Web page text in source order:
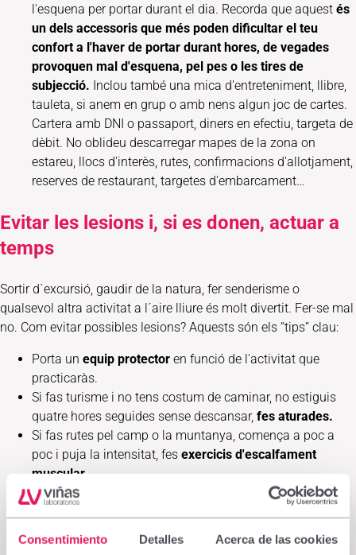
Consentimiento Detalles Acerca de las cookies
l'esquena per portar durant el dia. Recorda que aquest és
un dels accessoris que més poden dificultar el teu
confort a l'haver de portar durant hores, de vegades
provoquen mal d'esquena, pel pes o les tires de
subjecció. Inclou també una mica d'entreteniment, llibre,
tauleta, si anem en grup o amb nens algun joc de cartes.
Cartera amb DNI o passaport, diners en efectiu, targeta de
dèbit. No oblideu descarregar mapes de la zona on
estareu, llocs d'interès, rutes, confirmacions d'allotjament,
reserves de restaurant, targetes d'embarcament…
Evitar les lesions i, si es donen, actuar a
temps
Sortir d´excursió, gaudir de la natura, fer senderisme o
qualsevol altra activitat a l´aire lliure és molt divertit. Fer-se mal
no. Com evitar possibles lesions? Aquests són els “tips” clau:
Porta un equip protector en funció de l'activitat que
practicaràs.
Si fas turisme i no tens costum de caminar, no estiguis
quatre hores seguides sense descansar, fes aturades.
Si fas rutes pel camp o la muntanya, comença a poc a
poc i puja la intensitat, fes exercicis d'escalfament
muscular.
Per quan sentis dolor o si et lesiones:
aplica a la zona de